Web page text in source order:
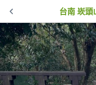
台南 崁